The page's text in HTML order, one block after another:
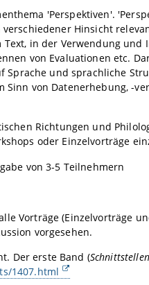
'Perspektiven'.
Hinsicht
in der Verwendung und
von Evaluationen etc.
Sprache und sprachliche
Sinn von Datenerhebung, -
Richtungen und
oder Einzelvorträge
von 3-5 Teilnehmern
Vorträge (Einzelvorträge
vorgesehen.
Der erste Band (Schnittstellen
1407.html